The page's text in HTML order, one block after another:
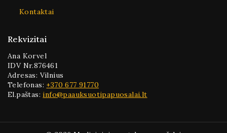
Kontaktai
Rekvizitai
Ana Korvel
IDV Nr.876461
Adresas: Vilnius
Telefonas: +370 677 91770
El.paštas:info@paauksuotipapuosalai.lt